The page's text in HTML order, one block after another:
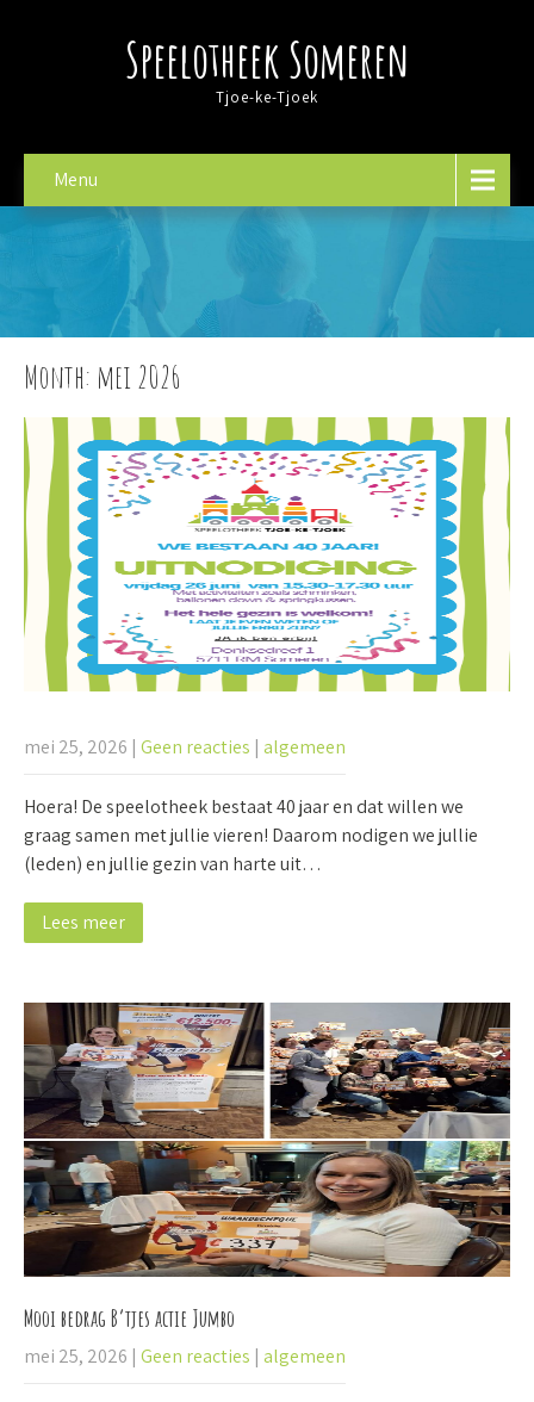
Speelotheek Someren
Tjoe-ke-Tjoek
Menu
Month: mei 2026
mei 25, 2026 | Geen reacties | algemeen
Hoera! De speelotheek bestaat 40 jaar en dat willen we
graag samen met jullie vieren! Daarom nodigen we jullie
(leden) en jullie gezin van harte uit…
Lees meer
Mooi bedrag B’tjes actie Jumbo
mei 25, 2026 | Geen reacties | algemeen